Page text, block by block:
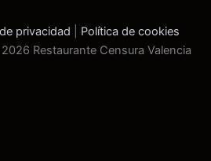
privacidad
Política de cookies
Restaurante Censura Valencia